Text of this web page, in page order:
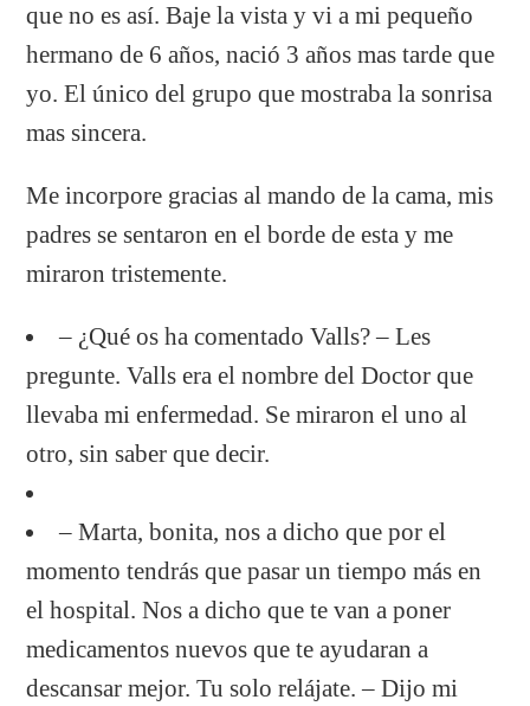
que no es así. Baje la vista y vi a mi pequeño
hermano de 6 años, nació 3 años mas tarde que
yo. El único del grupo que mostraba la sonrisa
mas sincera.
Me incorpore gracias al mando de la cama, mis
padres se sentaron en el borde de esta y me
miraron tristemente.
– ¿Qué os ha comentado Valls? – Les
pregunte. Valls era el nombre del Doctor que
llevaba mi enfermedad. Se miraron el uno al
otro, sin saber que decir.
– Marta, bonita, nos a dicho que por el
momento tendrás que pasar un tiempo más en
el hospital. Nos a dicho que te van a poner
medicamentos nuevos que te ayudaran a
descansar mejor. Tu solo relájate. – Dijo mi